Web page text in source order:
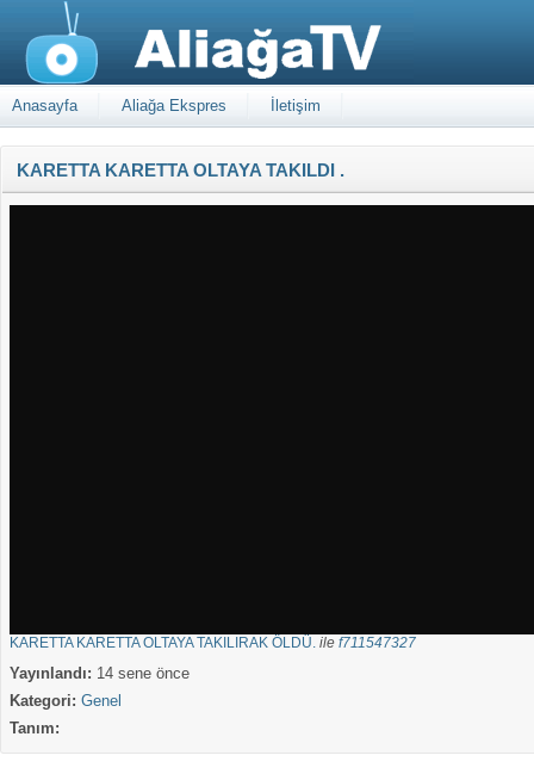
Anasayfa Aliağa Ekspres İletişim
KARETTA KARETTA OLTAYA TAKILDI .
KARETTA KARETTA OLTAYA TAKILIRAK ÖLDÜ. ile f711547327
Yayınlandı: 14 sene önce
Kategori: Genel
Tanım: